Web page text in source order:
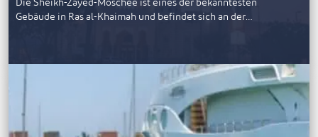
Gebäude in Ras al-Khaimah und befindet sich an der…